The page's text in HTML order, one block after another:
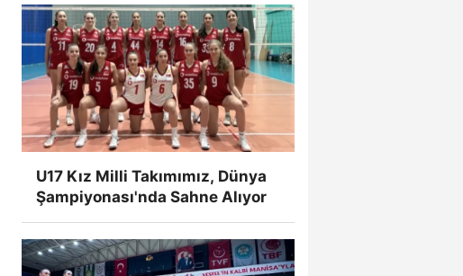
U17 Kız Milli Takımımız, Dünya
Şampiyonası'nda Sahne Alıyor